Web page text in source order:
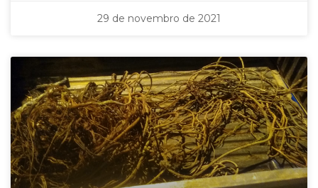
29 de novembro de 2021